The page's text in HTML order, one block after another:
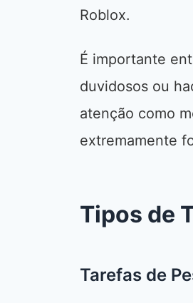
Roblox.
É importante
duvidosos ou
atenção como
extremamente
Tipos de
Tarefas de